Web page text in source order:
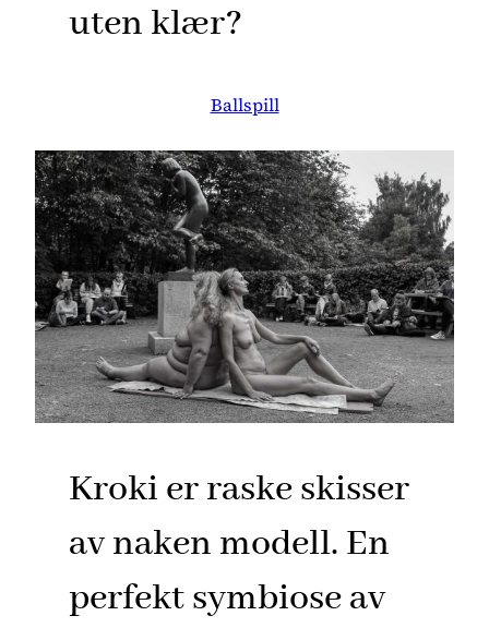
uten klær?
Ballspill
Kroki er raske skisser
av naken modell. En
perfekt symbiose av